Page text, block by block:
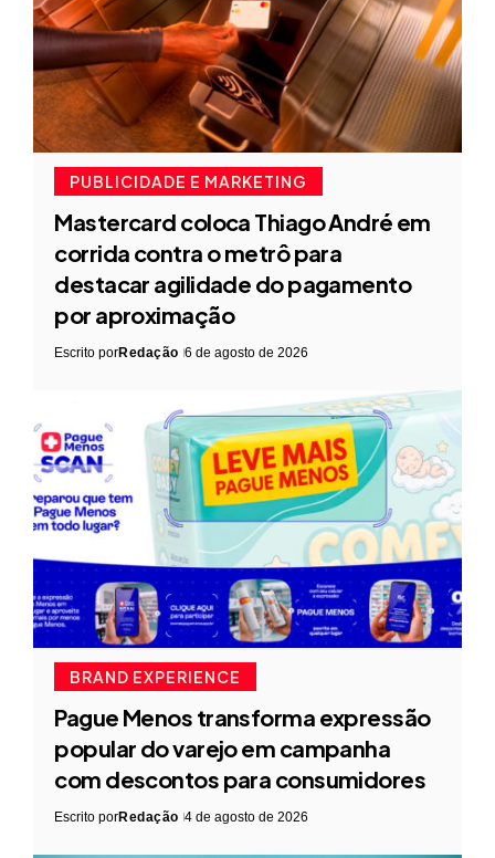
PUBLICIDADE E MARKETING
Mastercard coloca Thiago André em
corrida contra o metrô para
destacar agilidade do pagamento
por aproximação
Escrito porRedação 6 de agosto de 2026
BRAND EXPERIENCE
Pague Menos transforma expressão
popular do varejo em campanha
com descontos para consumidores
Escrito porRedação 4 de agosto de 2026